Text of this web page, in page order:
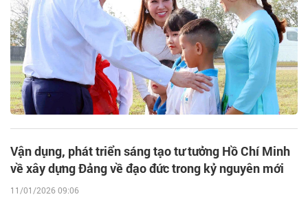
Vận dụng, phát triển sáng tạo tư tưởng Hồ Chí Minh
về xây dựng Đảng về đạo đức trong kỷ nguyên mới
11/01/2026 09:06